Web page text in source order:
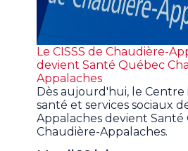
Le CISSS de Chaudière-
devient Santé Québec
Appalaches
Dès aujourd'hui, le
santé et services sociaux
Appalaches devient
Chaudière-Appalaches.